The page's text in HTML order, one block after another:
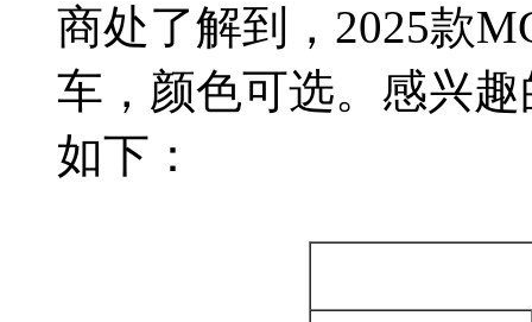
商处了解到，2025款
车，颜色可选。感兴
如下：